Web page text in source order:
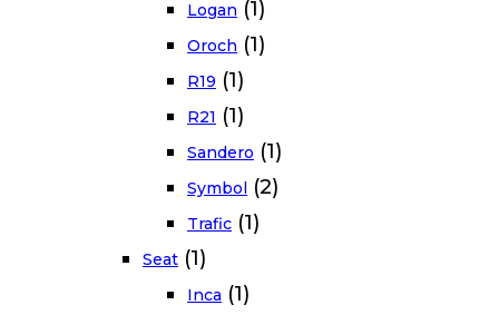
Logan (1)
Oroch (1)
R19 (1)
R21 (1)
Sandero (1)
Symbol (2)
Trafic (1)
Seat (1)
Inca (1)